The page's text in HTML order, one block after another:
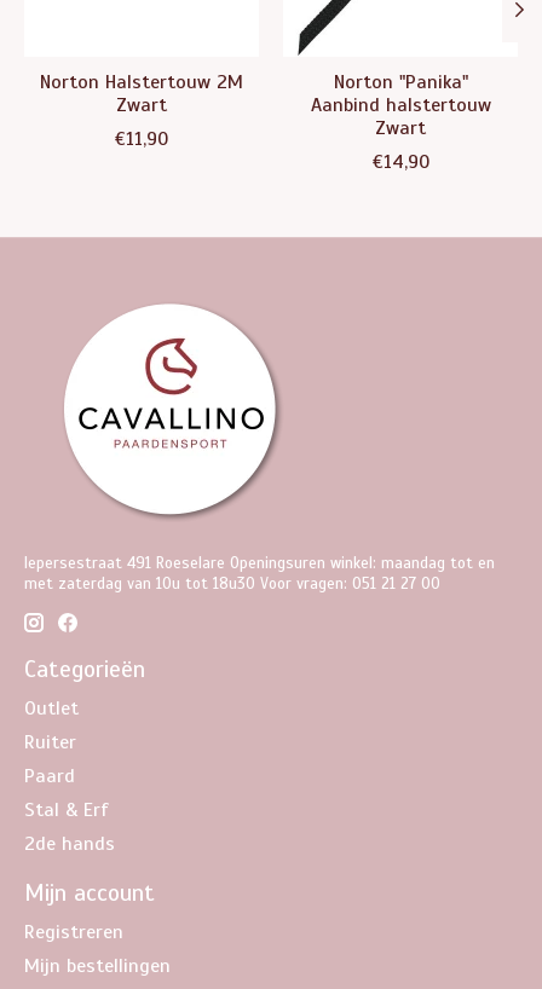
Norton Halstertouw 2M
Zwart
€11,90
Norton "Panika"
Aanbind halstertouw
Zwart
€14,90
Iepersestraat 491 Roeselare Openingsuren winkel: maandag tot en
met zaterdag van 10u tot 18u30 Voor vragen: 051 21 27 00
Categorieën
Outlet
Ruiter
Paard
Stal & Erf
2de hands
Mijn account
Registreren
Mijn bestellingen